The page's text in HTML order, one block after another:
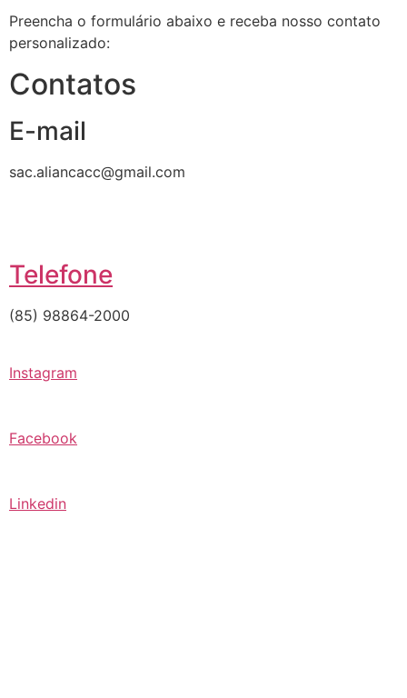
Preencha o formulário abaixo e receba nosso contato
personalizado:
Contatos
E-mail
sac.aliancacc@gmail.com
Telefone
(85) 98864-2000
Instagram
Facebook
Linkedin